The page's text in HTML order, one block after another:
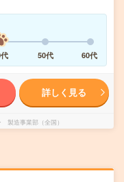
50代 60代
詳しく見る
製造事業部（全国）